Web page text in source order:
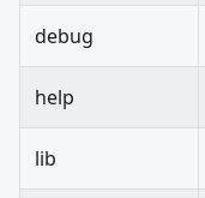
debug
help
lib